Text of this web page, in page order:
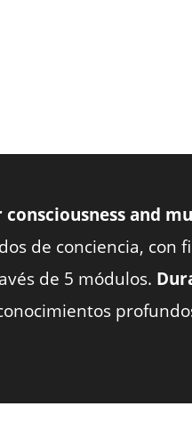
and
de conciencia, con
de 5 módulos.